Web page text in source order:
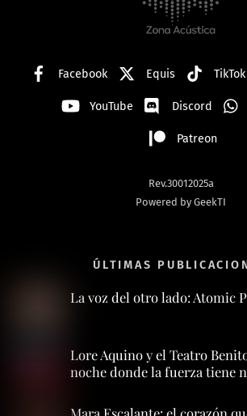
Top
Facebook Equis TikTok
YouTube Discord
Patreon
Rev.30012025a
Powered by GeekTI
ÚLTIMAS
La voz del otro lado: Atomic
Lore Aquino y el Teatro
noche donde la fuerza tiene